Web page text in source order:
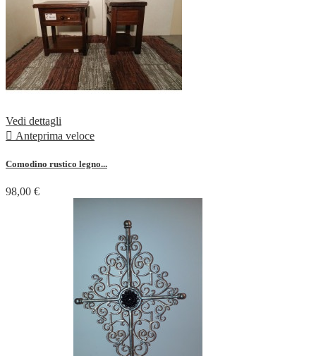
Vedi dettagli
 Anteprima veloce
Comodino rustico legno...
98,00 €